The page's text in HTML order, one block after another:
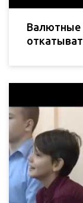
Валютные